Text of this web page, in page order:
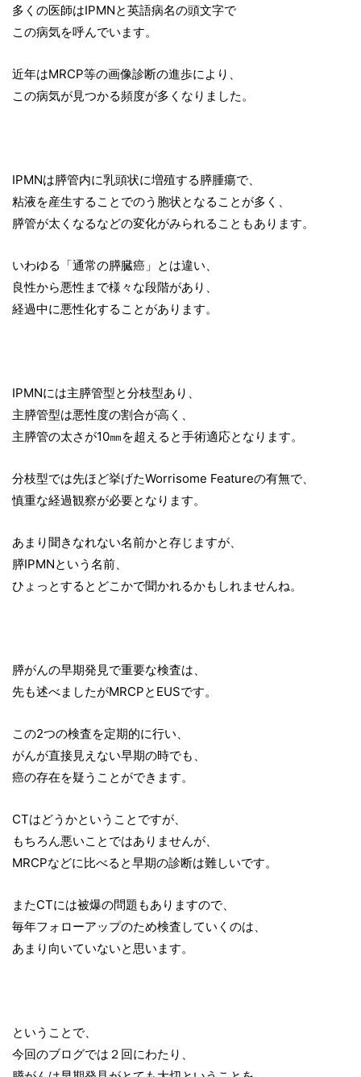
多くの医師はIPMNと英語病名の頭文字で
この病気を呼んでいます。
近年はMRCP等の画像診断の進歩により、
この病気が見つかる頻度が多くなりました。
IPMNは膵管内に乳頭状に増殖する膵腫瘍で、
粘液を産生することでのう胞状となることが多く、
膵管が太くなるなどの変化がみられることもあります。
いわゆる「通常の膵臓癌」とは違い、
良性から悪性まで様々な段階があり、
経過中に悪性化することがあります。
IPMNには主膵管型と分枝型あり、
主膵管型は悪性度の割合が高く、
主膵管の太さが10㎜を超えると手術適応となります。
分枝型では先ほど挙げたWorrisome Featureの有無で、
慎重な経過観察が必要となります。
あまり聞きなれない名前かと存じますが、
膵IPMNという名前、
ひょっとするとどこかで聞かれるかもしれませんね。
膵がんの早期発見で重要な検査は、
先も述べましたがMRCPとEUSです。
この2つの検査を定期的に行い、
がんが直接見えない早期の時でも、
癌の存在を疑うことができます。
CTはどうかということですが、
もちろん悪いことではありませんが、
MRCPなどに比べると早期の診断は難しいです。
またCTには被爆の問題もありますので、
毎年フォローアップのため検査していくのは、
あまり向いていないと思います。
ということで、
今回のブログでは２回にわたり、